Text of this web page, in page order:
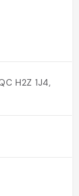
H2Z 1J4,